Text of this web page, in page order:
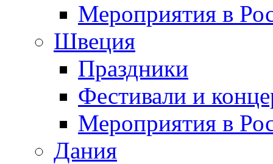
Мероприятия в
Швеция
Праздники
Фестивали и
Мероприятия в
Дания